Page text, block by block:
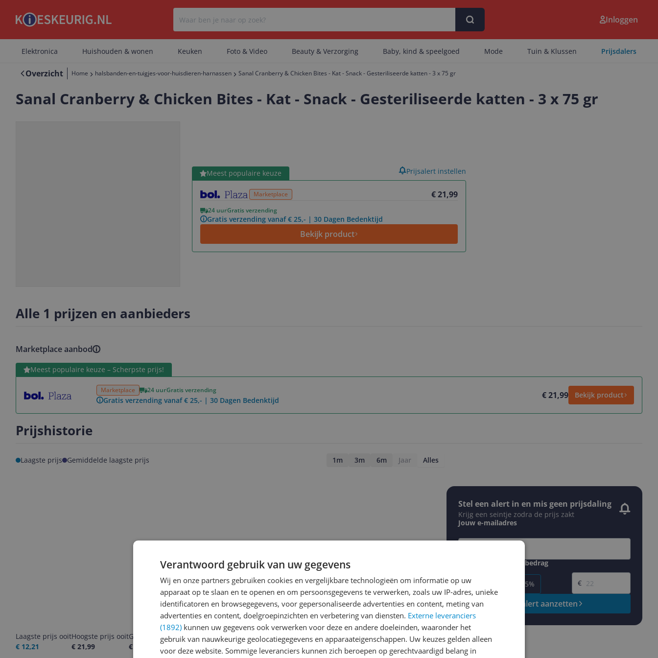
Er zijn geen categorieën gevonden.
Er zijn geen artikelen gevonden.
Inloggen
Elektronica Huishouden & wonen Keuken Foto & Video Beauty & Verzorging Baby, kind & speelgoed Mode Tuin & Klussen Prijsdalers
Overzicht Home halsbanden-en-tuigjes-voor-huisdieren-harnassen Sanal Cranberry & Chicken Bites - Kat - Snack - Gesteriliseerde katten - 3 x 75 gr
Sanal Cranberry & Chicken Bites - Kat - Snack - Gesteriliseerde katten - 3 x 75 gr
Meest populaire keuze
Marketplace € 21,99
24 uurGratis verzending
Gratis verzending vanaf € 25,- | 30 Dagen Bedenktijd
Bekijk product
Bekijk product Prijsalert instellen
Alle 1 prijzen en aanbieders
Marketplace aanbod
Meest populaire keuze – Scherpste prijs!
Marketplace 24 uurGratis verzending
Gratis verzending vanaf € 25,- | 30 Dagen Bedenktijd € 21,99 Bekijk product
Bekijk product
Prijshistorie
Laagste prijs Gemiddelde laagste prijs 1m 3m 6m Jaar Alles
Laagste prijs ooit
€ 12,21
Hoogste prijs ooit
€ 21,99
Goedkoopste nu
€ 21,99
Laatste prijsupdate
06-08-2026
Stel een alert in en mis geen prijsdaling
Krijg een seintje zodra de prijs zakt
Jouw e-mailadres
Gewenste daling of bedrag
-5% -15%
Gewenste prijs
€
Prijsalert aanzetten
Verantwoord gebruik van uw gegevens
Wij en onze partners gebruiken cookies en vergelijkbare technologieën om informatie op uw
apparaat op te slaan en te openen en om persoonsgegevens te verwerken, zoals uw IP-adres, unieke
identificatoren en browsegegevens, voor gepersonaliseerde advertenties en content, meting van
advertenties en content, doelgroepinzichten en verbetering van diensten. Externe leveranciers
(1892) kunnen uw gegevens ook verwerken voor deze en andere doeleinden, waaronder het
gebruik van nauwkeurige geolocatiegegevens en apparaateigenschappen. Uw keuzes gelden alleen
voor deze website. Sommige leveranciers kunnen zich beroepen op gerechtvaardigd belang in